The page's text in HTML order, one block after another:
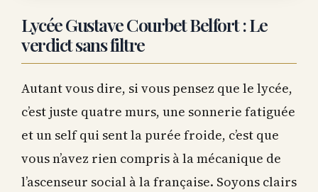
Lycée Gustave Courbet Belfort : Le
verdict sans filtre
Autant vous dire, si vous pensez que le lycée,
c’est juste quatre murs, une sonnerie fatiguée
et un self qui sent la purée froide, c’est que
vous n’avez rien compris à la mécanique de
l’ascenseur social à la française. Soyons clairs